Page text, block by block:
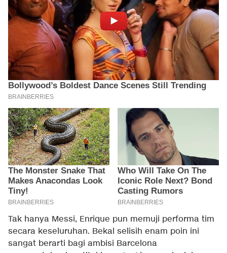
Tak hanya Messi, Enrique pun memuji performa tim
secara keseluruhan. Bekal selisih enam poin ini
sangat berarti bagi ambisi Barcelona